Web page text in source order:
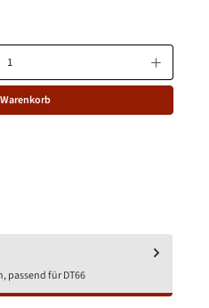
Wert ein oder benutze die
passend für DT66